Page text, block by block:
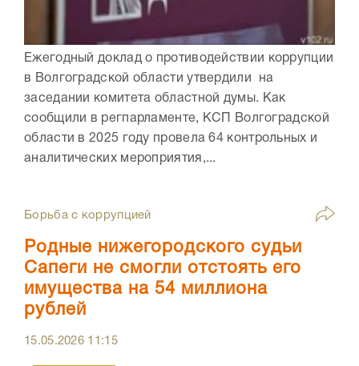
Ежегодный доклад о противодействии коррупции
в Волгоградской области утвердили на
заседании комитета областной думы. Как
сообщили в регпарламенте, КСП Волгоградской
области в 2025 году провела 64 контрольных и
аналитических мероприятия,...
Борьба с коррупцией
Родные нижегородского судьи
Сапеги не смогли отстоять его
имущества на 54 миллиона
рублей
15.05.2026 11:15